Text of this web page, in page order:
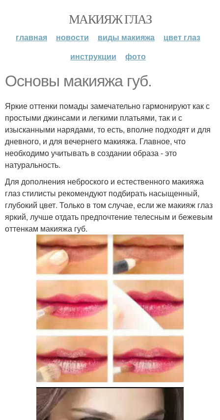
МАКИЯЖ ГЛАЗ
главная новости виды макияжа
цвет глаз
инструкции
фото
Основы макияжа губ.
Яркие оттенки помады замечательно гармонируют как с
простыми джинсами и легкими платьями, так и с
изысканными нарядами, то есть, вполне подходят и для
дневного, и для вечернего макияжа. Главное, что
необходимо учитывать в создании образа - это
натуральность.
Для дополнения неброского и естественного макияжа
глаз стилисты рекомендуют подбирать насыщенный,
глубокий цвет. Только в том случае, если же макияж глаз
яркий, лучше отдать предпочтение телесным и бежевым
оттенкам макияжа губ.